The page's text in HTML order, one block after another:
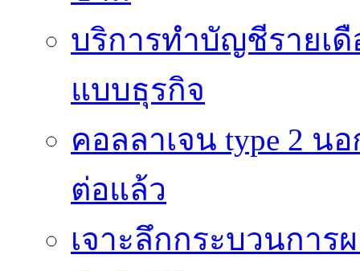
บริการทำบัญชีรายเ
แบบธุรกิจ
คอลลาเจน type 2
ต่อแล้ว
เจาะลึกกระบวนการ